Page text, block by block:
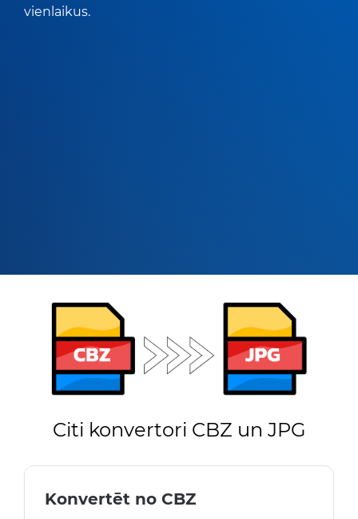
vienlaikus.
Citi konvertori CBZ un JPG
Konvertēt no CBZ